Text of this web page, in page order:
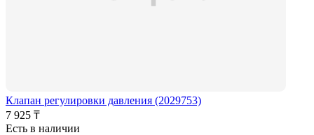
Клапан регулировки давления (2029753)
7 925 ₸
Есть в наличии